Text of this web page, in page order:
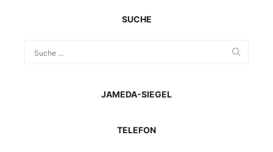
SUCHE
JAMEDA-SIEGEL
TELEFON